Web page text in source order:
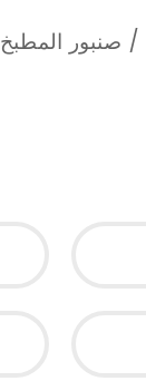
/ صنبور المطبخ